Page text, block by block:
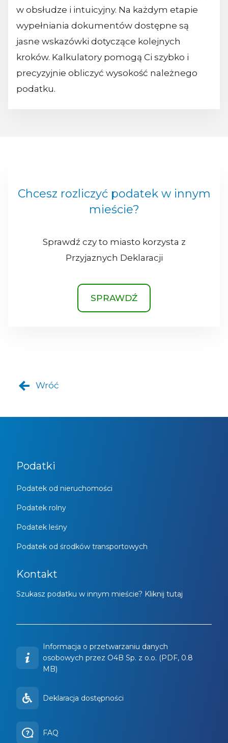
w obsłudze i intuicyjny. Na każdym etapie
wypełniania dokumentów dostępne są
jasne wskazówki dotyczące kolejnych
kroków. Kalkulatory pomogą Ci szybko i
precyzyjnie obliczyć wysokość należnego
podatku.
Chcesz rozliczyć podatek w innym
mieście?
Sprawdź czy to miasto korzysta z
Przyjaznych Deklaracji
SPRAWDŹ
Wróć
Podatki
Podatek od nieruchomości
Podatek rolny
Podatek leśny
Podatek od środków transportowych
Kontakt
Szukasz podatku w innym mieście? Kliknij tutaj
Informacja o przetwarzaniu danych
osobowych przez O4B Sp. z o.o. (PDF, 0.8
MB)
Deklaracja dostępności
FAQ